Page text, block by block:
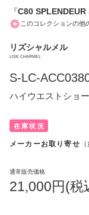
『C80 SPLENDEUR
このコレクションの他
リズシャルメル
LISE CHARMEL
S-LC-
ハイウエストショー
在庫状況
メーカーお取り寄せ
通常販売価格
21,000円(税